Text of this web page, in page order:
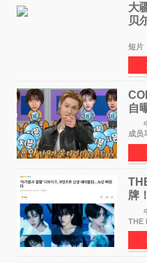
大
贝
相
（
短片
视频
于
疆首
自
美
中
成员
目，
播
之间
牌
定
中
THE
签
离开